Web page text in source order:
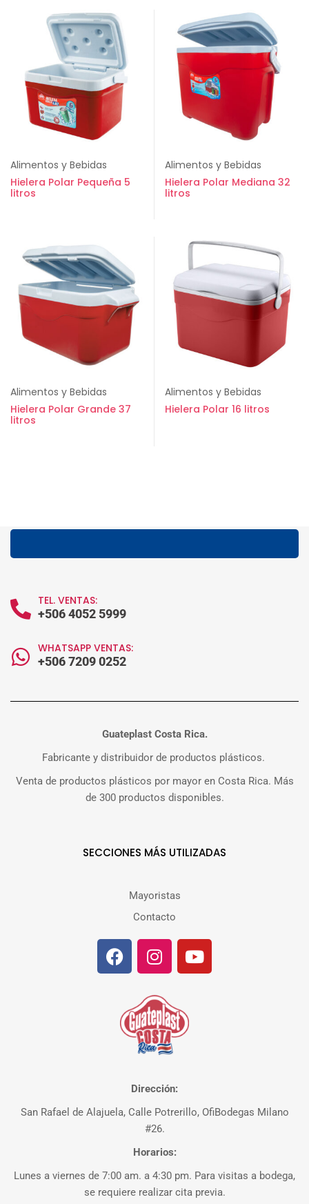
Alimentos y Bebidas
Hielera Polar Pequeña 5
litros
Alimentos y Bebidas
Hielera Polar Mediana 32
litros
Alimentos y Bebidas
Hielera Polar Grande 37
litros
Alimentos y Bebidas
Hielera Polar 16 litros
TEL. VENTAS:
+506 4052 5999
WHATSAPP VENTAS:
+506 7209 0252
Guateplast Costa Rica.
Fabricante y distribuidor de productos plásticos.
Venta de productos plásticos por mayor en Costa Rica. Más
de 300 productos disponibles.
SECCIONES MÁS UTILIZADAS
Mayoristas
Contacto
Dirección:
San Rafael de Alajuela, Calle Potrerillo, OfiBodegas Milano
#26.
Horarios:
Lunes a viernes de 7:00 am. a 4:30 pm. Para visitas a bodega,
se requiere realizar cita previa.